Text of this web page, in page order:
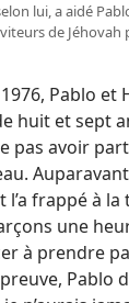
lui, a aidé
de
Pablo et
huit et sept
pas avoir
l’a frappé à
une
à prendre
Pablo